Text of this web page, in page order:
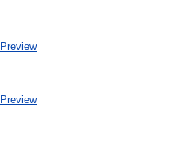
Preview
Preview